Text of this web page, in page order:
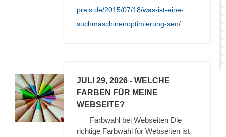
preis.de/2015/07/18/was-ist-eine-
suchmaschinenoptimierung-seo/
JULI 29, 2026 - WELCHE
FARBEN FÜR MEINE
WEBSEITE?
Farbwahl bei Webseiten Die
richtige Farbwahl für Webseiten ist